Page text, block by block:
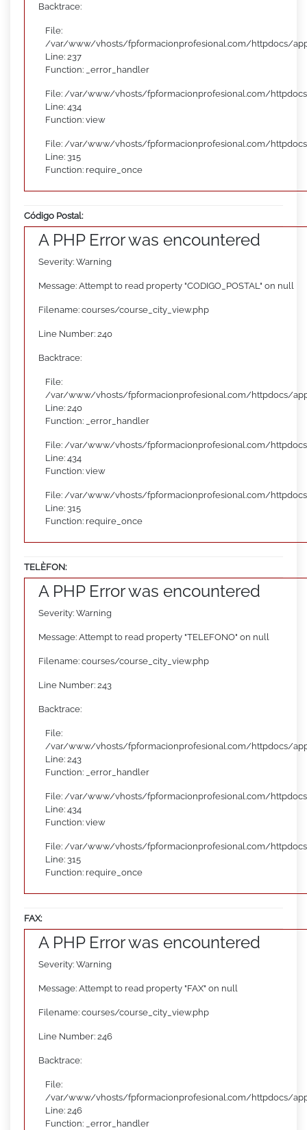
Backtrace:
File:
/var/www/vhosts/fpformacionprofesional.com/httpdocs/
Line: 237
Function: _error_handler
File: /var/www/vhosts/fpformacionprofesional.com/
Line: 434
Function: view
File: /var/www/vhosts/fpformacionprofesional.com/
Line: 315
Function: require_once
Código Postal:
A PHP Error was encountered
Severity: Warning
Message: Attempt to read property "CODIGO_POSTAL" on null
Filename: courses/course_city_view.php
Line Number: 240
Backtrace:
File:
/var/www/vhosts/fpformacionprofesional.com/httpdocs/
Line: 240
Function: _error_handler
File: /var/www/vhosts/fpformacionprofesional.com/
Line: 434
Function: view
File: /var/www/vhosts/fpformacionprofesional.com/
Line: 315
Function: require_once
TELÈFON:
A PHP Error was encountered
Severity: Warning
Message: Attempt to read property "TELEFONO" on null
Filename: courses/course_city_view.php
Line Number: 243
Backtrace:
File:
/var/www/vhosts/fpformacionprofesional.com/httpdocs/
Line: 243
Function: _error_handler
File: /var/www/vhosts/fpformacionprofesional.com/
Line: 434
Function: view
File: /var/www/vhosts/fpformacionprofesional.com/
Line: 315
Function: require_once
FAX:
A PHP Error was encountered
Severity: Warning
Message: Attempt to read property "FAX" on null
Filename: courses/course_city_view.php
Line Number: 246
Backtrace:
File:
/var/www/vhosts/fpformacionprofesional.com/httpdocs/
Line: 246
Function: _error_handler